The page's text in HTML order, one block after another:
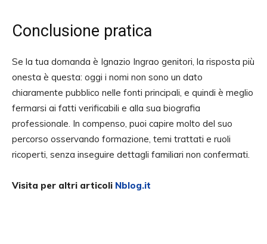
Conclusione pratica
Se la tua domanda è Ignazio Ingrao genitori, la risposta più
onesta è questa: oggi i nomi non sono un dato
chiaramente pubblico nelle fonti principali, e quindi è meglio
fermarsi ai fatti verificabili e alla sua biografia
professionale. In compenso, puoi capire molto del suo
percorso osservando formazione, temi trattati e ruoli
ricoperti, senza inseguire dettagli familiari non confermati.
Visita per altri articoli Nblog.it